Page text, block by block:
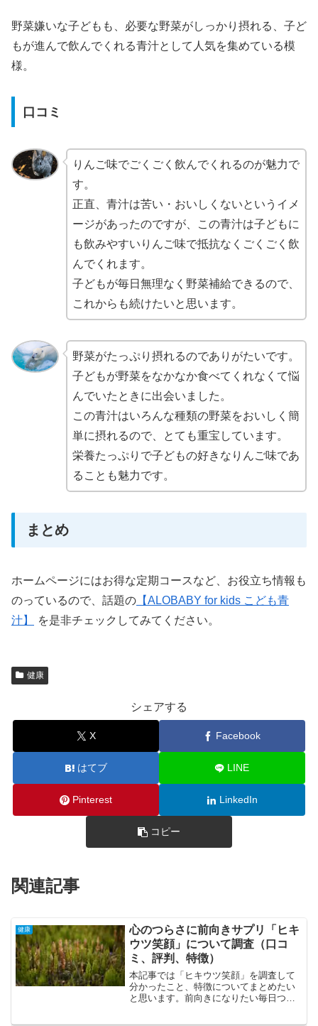
野菜嫌いな子どもも、必要な野菜がしっかり摂れる、子ど
もが進んで飲んでくれる青汁として人気を集めている模
様。
口コミ
りんご味でごくごく飲んでくれるのが魅力で
す。
正直、青汁は苦い・おいしくないというイメ
ージがあったのですが、この青汁は子どもに
も飲みやすいりんご味で抵抗なくごくごく飲
んでくれます。
子どもが毎日無理なく野菜補給できるので、
これからも続けたいと思います。
野菜がたっぷり摂れるのでありがたいです。
子どもが野菜をなかなか食べてくれなくて悩
んでいたときに出会いました。
この青汁はいろんな種類の野菜をおいしく簡
単に摂れるので、とても重宝しています。
栄養たっぷりで子どもの好きなりんご味であ
ることも魅力です。
まとめ
ホームページにはお得な定期コースなど、お役立ち情報も
のっているので、話題の 【ALOBABY for kids こども青
汁】
を是非チェックしてみてください。
健康
シェアする
X Facebook
はてブ LINE
Pinterest LinkedIn
コピー
関連記事
健康
心のつらさに前向きサプリ「ヒキ
ウツ笑顔」について調査（口コ
ミ、評判、特徴）
本記事では「ヒキウツ笑顔」を調査して
分かったこと、特徴についてまとめたい
と思います。前向きになりたい毎日つら